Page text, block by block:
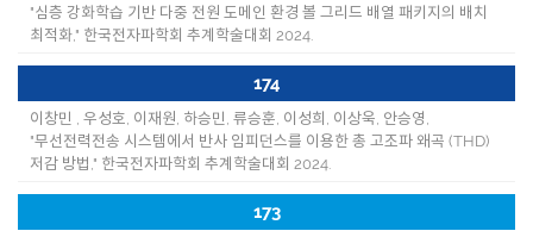
"심층 강화학습 기반 다중 전원 도메인 환경 볼 그리드 배열 패키지의 배치
최적화," 한국전자파학회 추계학술대회 2024.
174
이창민 , 우성호, 이재원, 하승민, 류승훈, 이성희, 이상욱, 안승영,
"무선전력전송 시스템에서 반사 임피던스를 이용한 총 고조파 왜곡 (THD)
저감 방법," 한국전자파학회 추계학술대회 2024.
173